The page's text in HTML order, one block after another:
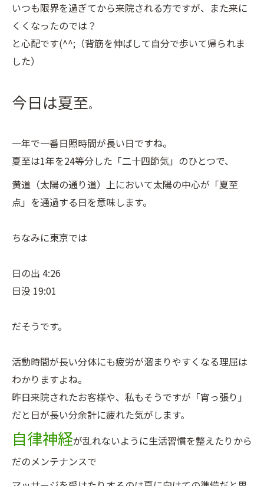
いつも限界を過ぎてから来院される方ですが、また来に
くくなったのでは？
と心配です(^^;（背筋を伸ばして自分で歩いて帰られま
した）
今日は夏至。
一年で一番日照時間が長い日ですね。
夏至は1年を24等分した「二十四節気」のひとつで、
黄道（太陽の通り道）上において太陽の中心が「夏至
点」を通過する日を意味します。
ちなみに東京では
日の出 4:26
日没 19:01
だそうです。
活動時間が長い分体にも疲労が溜まりやすくなる理屈は
わかりますよね。
昨日来院されたお客様や、私もそうですが「宵っ張り」
だと日が長い分余計に疲れた気がします。
自律神経が乱れないように生活習慣を整えたりから
だのメンテナンスで